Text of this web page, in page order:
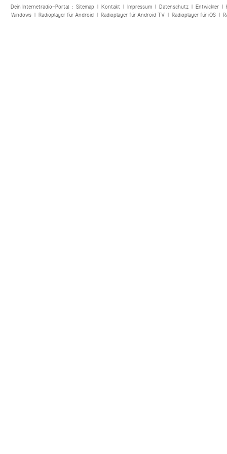
Dein Internetradio-Portal : Sitemap| Kontakt| Impressum| Datenschutz| Entwickler|
Windows| Radioplayer für Android| Radioplayer für Android TV| Radioplayer für iOS|